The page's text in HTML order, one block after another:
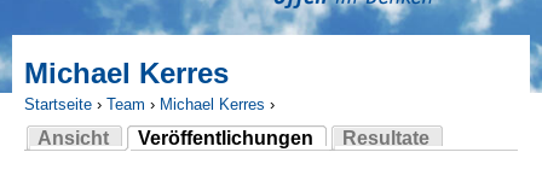
Michael Kerres
Sie sind hier
Startseite › Team › Michael Kerres ›
Ansicht
Veröffentlichungen
(aktiver Reiter)
Resultate